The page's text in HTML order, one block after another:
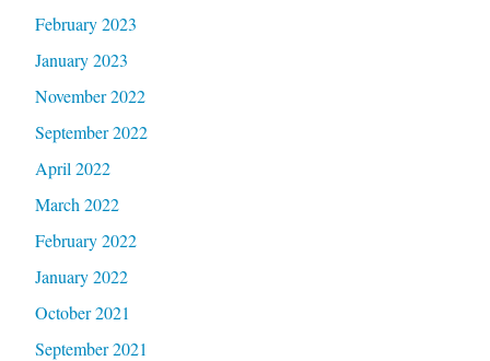
February 2023
January 2023
November 2022
September 2022
April 2022
March 2022
February 2022
January 2022
October 2021
September 2021